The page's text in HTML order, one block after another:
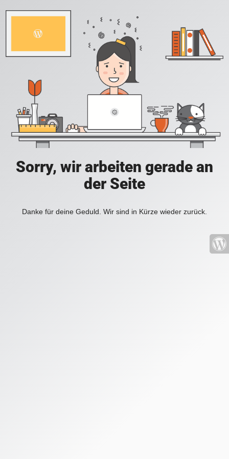
Sorry, wir arbeiten gerade an
der Seite
Danke für deine Geduld. Wir sind in Kürze wieder zurück.